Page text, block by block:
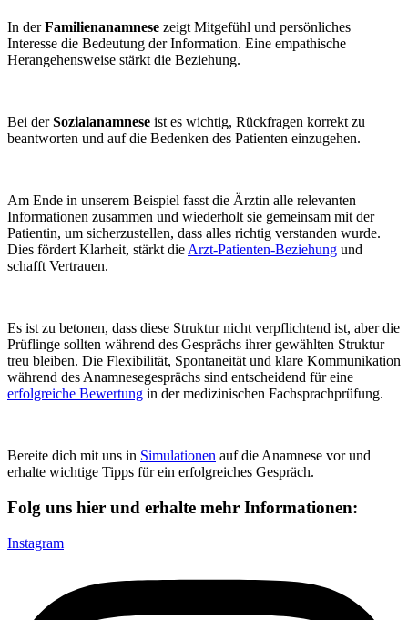
In derFamilienanamnese zeigt Mitgefühl und persönliches
Interesse die Bedeutung der Information. Eine empathische
Herangehensweise stärkt die Beziehung.
Bei derSozialanamnese ist es wichtig, Rückfragen korrekt zu
beantworten und auf die Bedenken des Patienten einzugehen.
Am Ende in unserem Beispiel fasst die Ärztin alle relevanten
Informationen zusammen und wiederholt sie gemeinsam mit der
Patientin, um sicherzustellen, dass alles richtig verstanden wurde.
Dies fördert Klarheit, stärkt die Arzt-Patienten-Beziehung und
schafft Vertrauen.
Es ist zu betonen, dass diese Struktur nicht verpflichtend ist, aber die
Prüflinge sollten während des Gesprächs ihrer gewählten Struktur
treu bleiben. Die Flexibilität, Spontaneität und klare Kommunikation
während des Anamnesegesprächs sind entscheidend für eine
erfolgreiche Bewertung in der medizinischen Fachsprachprüfung.
Bereite dich mit uns in Simulationen auf die Anamnese vor und
erhalte wichtige Tipps für ein erfolgreiches Gespräch.
Folg uns hier und erhalte mehr Informationen:
Instagram